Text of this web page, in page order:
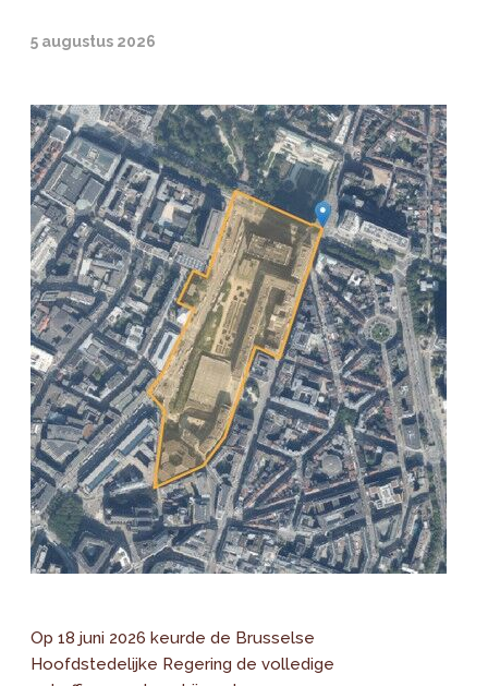
5 augustus 2026
Op 18 juni 2026 keurde de Brusselse
Hoofdstedelijke Regering de volledige